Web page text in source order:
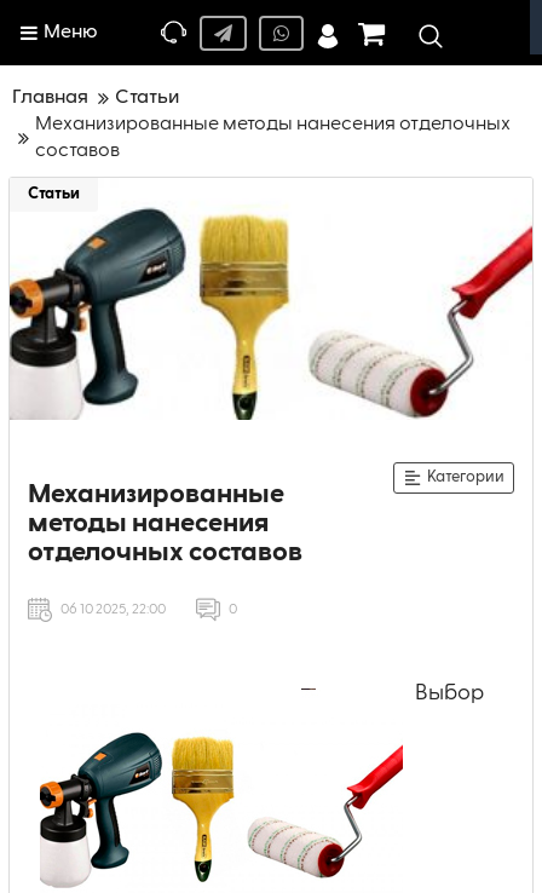
Меню
Главная
Статьи
Механизированные методы нанесения отделочных
составов
Статьи
Механизированные
методы нанесения
отделочных составов
Категории
06 10 2025, 22:00 0
Выбор